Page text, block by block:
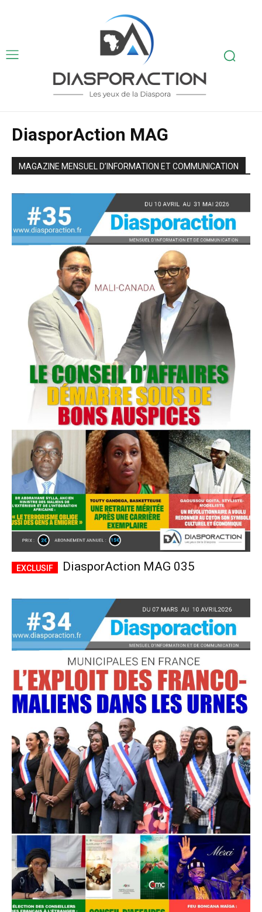
DiasporAction MAG
MAGAZINE MENSUEL D’INFORMATION ET COMMUNICATION
DiasporAction MAG 035